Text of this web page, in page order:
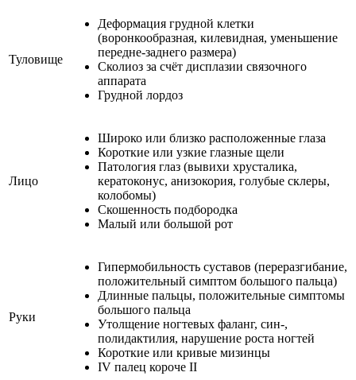
Туловище
Деформация грудной клетки
(воронкообразная, килевидная, уменьшение
передне-заднего размера)
Сколиоз за счёт дисплазии связочного
аппарата
Грудной лордоз
Лицо
Широко или близко расположенные глаза
Короткие или узкие глазные щели
Патология глаз (вывихи хрусталика,
кератоконус, анизокория, голубые склеры,
колобомы)
Скошенность подбородка
Малый или большой рот
Руки
Гипермобильность суставов (переразгибание,
положительный симптом большого пальца)
Длинные пальцы, положительные симптомы
большого пальца
Утолщение ногтевых фаланг, син-,
полидактилия, нарушение роста ногтей
Короткие или кривые мизинцы
IV палец короче II